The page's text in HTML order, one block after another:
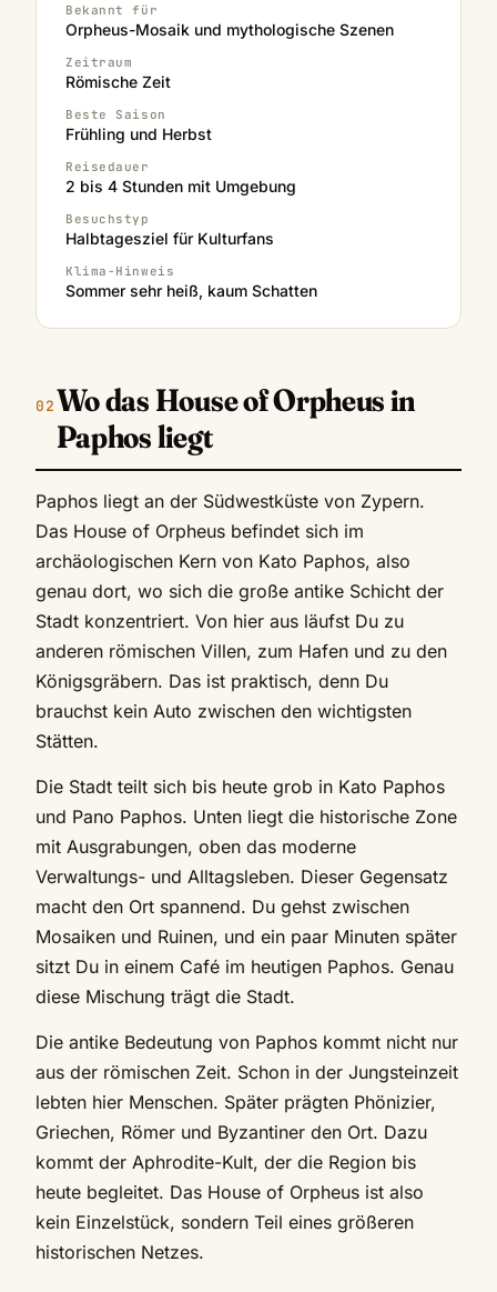
Bekannt für
Orpheus-Mosaik und mythologische Szenen
Zeitraum
Römische Zeit
Beste Saison
Frühling und Herbst
Reisedauer
2 bis 4 Stunden mit Umgebung
Besuchstyp
Halbtagesziel für Kulturfans
Klima-Hinweis
Sommer sehr heiß, kaum Schatten
Wo das House of Orpheus in
Paphos liegt
Paphos liegt an der Südwestküste von Zypern.
Das House of Orpheus befindet sich im
archäologischen Kern von Kato Paphos, also
genau dort, wo sich die große antike Schicht der
Stadt konzentriert. Von hier aus läufst Du zu
anderen römischen Villen, zum Hafen und zu den
Königsgräbern. Das ist praktisch, denn Du
brauchst kein Auto zwischen den wichtigsten
Stätten.
Die Stadt teilt sich bis heute grob in Kato Paphos
und Pano Paphos. Unten liegt die historische Zone
mit Ausgrabungen, oben das moderne
Verwaltungs- und Alltagsleben. Dieser Gegensatz
macht den Ort spannend. Du gehst zwischen
Mosaiken und Ruinen, und ein paar Minuten später
sitzt Du in einem Café im heutigen Paphos. Genau
diese Mischung trägt die Stadt.
Die antike Bedeutung von Paphos kommt nicht nur
aus der römischen Zeit. Schon in der Jungsteinzeit
lebten hier Menschen. Später prägten Phönizier,
Griechen, Römer und Byzantiner den Ort. Dazu
kommt der Aphrodite-Kult, der die Region bis
heute begleitet. Das House of Orpheus ist also
kein Einzelstück, sondern Teil eines größeren
historischen Netzes.